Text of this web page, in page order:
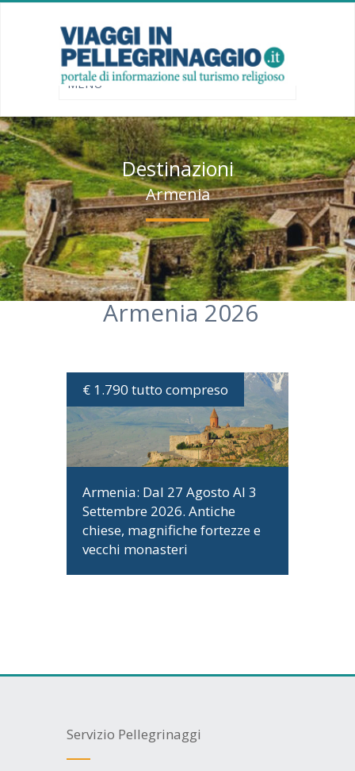
Destinazioni
Armenia
Armenia 2026
€ 1.790 tutto compreso
DATE E PROGRAMMA
Armenia: Dal 27 Agosto Al 3
Settembre 2026. Antiche
chiese, magnifiche fortezze e
vecchi monasteri
Servizio Pellegrinaggi